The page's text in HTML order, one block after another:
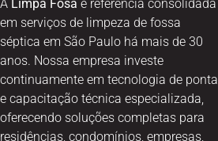
A Limpa Fosa é referência consolidada
em serviços de limpeza de fossa
séptica em São Paulo há mais de 30
anos. Nossa empresa investe
continuamente em tecnologia de ponta
e capacitação técnica especializada,
oferecendo soluções completas para
residências, condomínios, empresas,